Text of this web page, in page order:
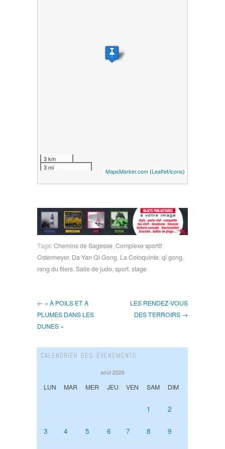
3 km
3 mi
MapsMarker.com (Leaflet/icons)
Tags:Chemins de Sagesse,Complexe sportif
Ostermeyer, Da Yan Qi Gong, La Coloquinte,qi gong,
rang du fliers,Salle de judo,sport,stage
← « À POILS ET À
PLUMES DANS LES
DUNES »
LES RENDEZ-VOUS
DES TERROIRS →
CALENDRIER DES ÉVÉNEMENTS
août 2026
LUN MAR MER JEU VEN SAM DIM
1 2
3 4 5 6 7 8 9